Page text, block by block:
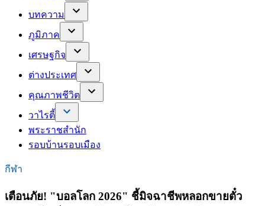
บทความ
ภูมิภาค
เศรษฐกิจ
ต่างประเทศ
คุณภาพชีวิต
วาไรตี้
พระราชสำนัก
รอบบ้านรอบเมือง
กีฬา
เตือนภัย! "บอลโลก 2026" ชี้มิจฉาชีพหลอกขายตั๋ว